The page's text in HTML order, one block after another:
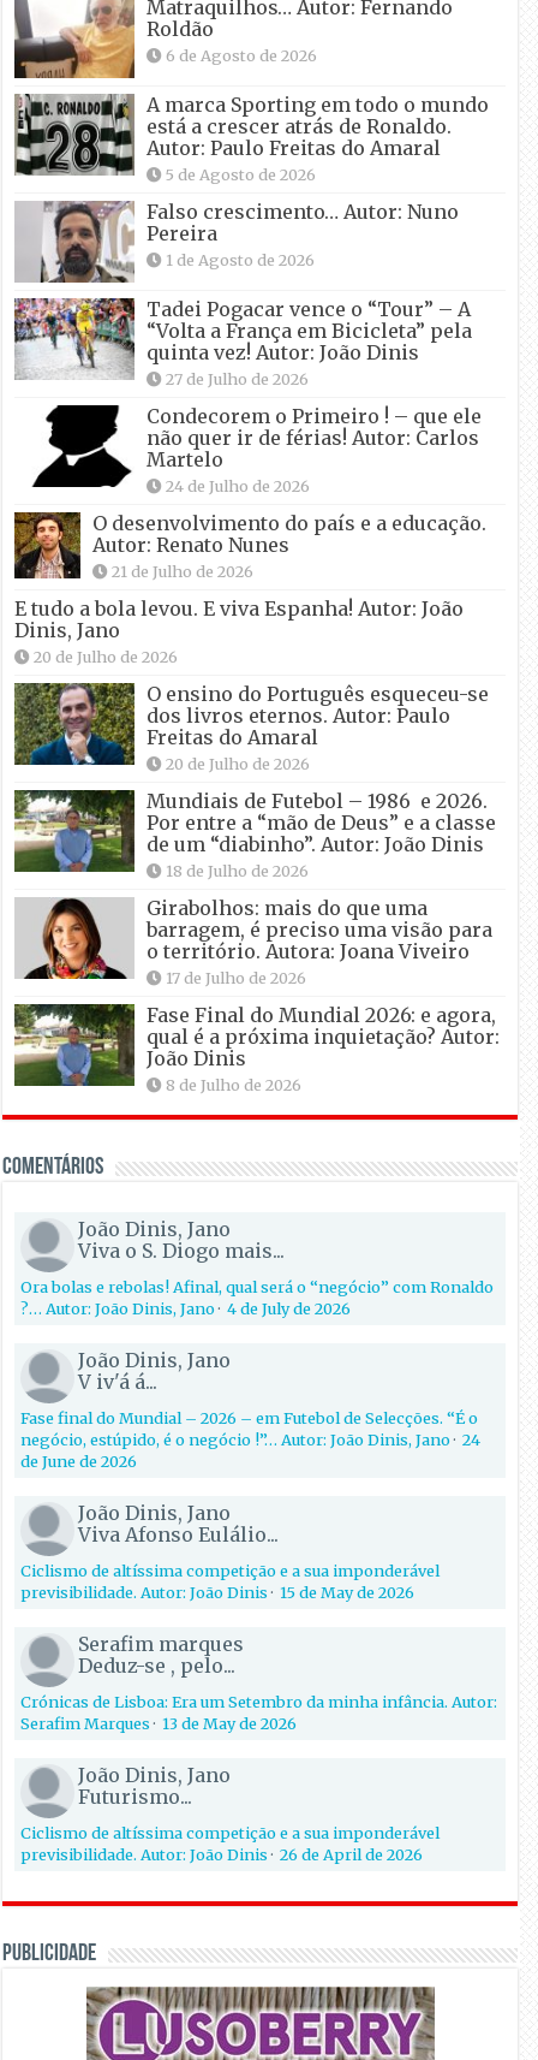
Matraquilhos… Autor: Fernando
Roldão
6 de Agosto de 2026
A marca Sporting em todo o mundo
está a crescer atrás de Ronaldo.
Autor: Paulo Freitas do Amaral
5 de Agosto de 2026
Falso crescimento… Autor: Nuno
Pereira
1 de Agosto de 2026
Tadei Pogacar vence o “Tour” – A
“Volta a França em Bicicleta” pela
quinta vez! Autor: João Dinis
27 de Julho de 2026
Condecorem o Primeiro ! – que ele
não quer ir de férias! Autor: Carlos
Martelo
24 de Julho de 2026
O desenvolvimento do país e a educação.
Autor: Renato Nunes
21 de Julho de 2026
E tudo a bola levou. E viva Espanha! Autor: João
Dinis, Jano
20 de Julho de 2026
O ensino do Português esqueceu-se
dos livros eternos. Autor: Paulo
Freitas do Amaral
20 de Julho de 2026
Mundiais de Futebol – 1986 e 2026.
Por entre a “mão de Deus” e a classe
de um “diabinho”. Autor: João Dinis
18 de Julho de 2026
Girabolhos: mais do que uma
barragem, é preciso uma visão para
o território. Autora: Joana Viveiro
17 de Julho de 2026
Fase Final do Mundial 2026: e agora,
qual é a próxima inquietação? Autor:
João Dinis
8 de Julho de 2026
Comentários
João Dinis, Jano
Viva o S. Diogo mais...
Ora bolas e rebolas! Afinal, qual será o “negócio” com Ronaldo
?… Autor: João Dinis, Jano·4 de July de 2026
João Dinis, Jano
V iv'á á...
Fase final do Mundial – 2026 – em Futebol de Selecções. “É o
negócio, estúpido, é o negócio !”… Autor: João Dinis, Jano·24
de June de 2026
João Dinis, Jano
Viva Afonso Eulálio...
Ciclismo de altíssima competição e a sua imponderável
previsibilidade. Autor: João Dinis·15 de May de 2026
Serafim marques
Deduz-se , pelo...
Crónicas de Lisboa: Era um Setembro da minha infância. Autor:
Serafim Marques·13 de May de 2026
João Dinis, Jano
Futurismo...
Ciclismo de altíssima competição e a sua imponderável
previsibilidade. Autor: João Dinis·26 de April de 2026
PUBLICIDADE